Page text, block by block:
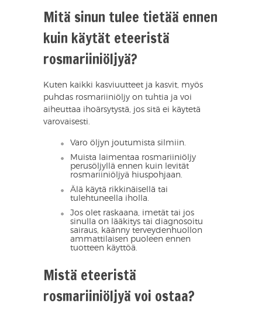
Mitä sinun tulee tietää ennen
kuin käytät eteeristä
rosmariiniöljyä?
Kuten kaikki kasviuutteet ja kasvit, myös
puhdas rosmariiniöljy on tuhtia ja voi
aiheuttaa ihoärsytystä, jos sitä ei käytetä
varovaisesti.
Varo öljyn joutumista silmiin.
Muista laimentaa rosmariiniöljy
perusöljyllä ennen kuin levität
rosmariiniöljyä hiuspohjaan.
Älä käytä rikkinäisellä tai
tulehtuneella iholla.
Jos olet raskaana, imetät tai jos
sinulla on lääkitys tai diagnosoitu
sairaus, käänny terveydenhuollon
ammattilaisen puoleen ennen
tuotteen käyttöä.
Mistä eteeristä
rosmariiniöljyä voi ostaa?